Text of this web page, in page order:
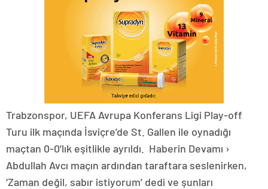
Trabzonspor, UEFA Avrupa Konferans Ligi Play-off
Turu ilk maçında İsviçre’de St. Gallen ile oynadığı
maçtan 0-0’lık eşitlikle ayrıldı. Haberin Devamı ›
Abdullah Avcı maçın ardından taraftara seslenirken,
‘Zaman değil, sabır istiyorum’ dedi ve şunları